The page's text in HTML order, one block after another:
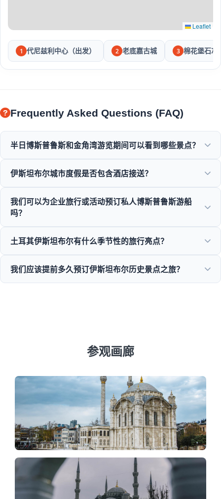
Leaflet
1 代尼兹利中心（出发） 2 老底嘉古城 3 棉花堡石灰
Frequently Asked Questions (FAQ)
半日博斯普鲁斯和金角湾游览期间可以看到哪些景点？
奥塔科伊清真寺、鲁梅利堡垒以及优雅的奥斯曼豪宅的壮丽景
伊斯坦布尔城市度假是否包含酒店接送？
提供便捷的酒店接送服务。
我们可以为企业旅行或活动预订私人博斯普鲁斯游船
吗？
船、企业活动和私人博斯普鲁斯晚餐巡游。
土耳其伊斯坦布尔有什么季节性的旅行亮点？
到夏季巡游，从历史冬季之旅到丰富的美食之旅。
我们应该提前多久预订伊斯坦布尔历史景点之旅？
参观画廊